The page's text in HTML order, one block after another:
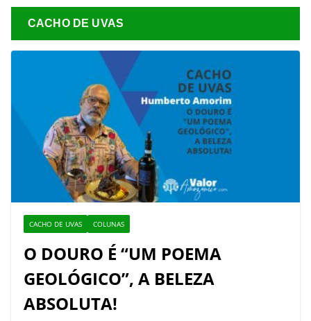
CACHO DE UVAS
CACHO DE UVAS COLUNAS
O DOURO É “UM POEMA
GEOLÓGICO”, A BELEZA
ABSOLUTA!